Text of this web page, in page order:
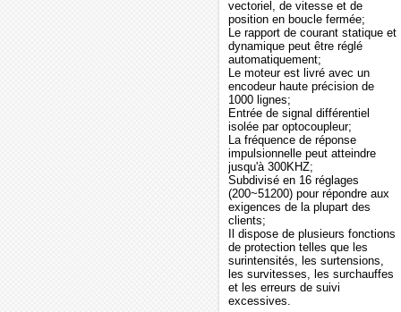
vectoriel, de vitesse et de
position en boucle fermée;
Le rapport de courant statique et
dynamique peut être réglé
automatiquement;
Le moteur est livré avec un
encodeur haute précision de
1000 lignes;
Entrée de signal différentiel
isolée par optocoupleur;
La fréquence de réponse
impulsionnelle peut atteindre
jusqu'à 300KHZ;
Subdivisé en 16 réglages
(200~51200) pour répondre aux
exigences de la plupart des
clients;
Il dispose de plusieurs fonctions
de protection telles que les
surintensités, les surtensions,
les survitesses, les surchauffes
et les erreurs de suivi
excessives.